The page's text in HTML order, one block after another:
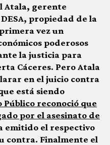
Atala, gerente
propiedad de la
vez un
poderosos
la justicia para
Cáceres. Pero Atala
en el juicio contra
está siendo
reconoció que
por el asesinato de
emitido el respectivo
contra. Finalmente el